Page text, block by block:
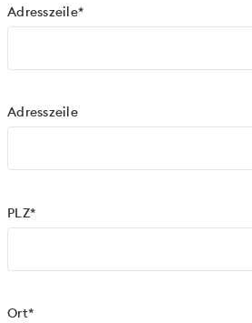
Adresszeile*
Adresszeile
PLZ*
Ort*